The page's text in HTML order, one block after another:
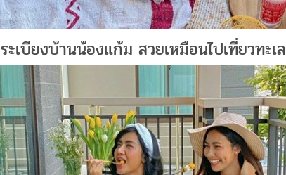
ระเบียงบ้านน้องแก้ม สวยเหมือนไปเที่ยวทะเล